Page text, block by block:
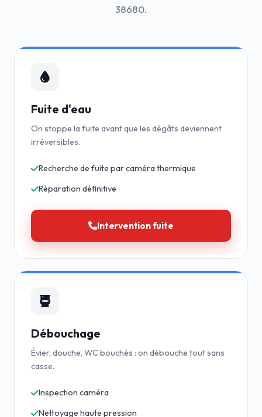
38680.
Fuite d'eau
On stoppe la fuite avant que les dégâts deviennent
irréversibles.
Recherche de fuite par caméra thermique
Réparation définitive
Intervention fuite
Débouchage
Évier, douche, WC bouchés : on débouche tout sans
casse.
Inspection caméra
Nettoyage haute pression